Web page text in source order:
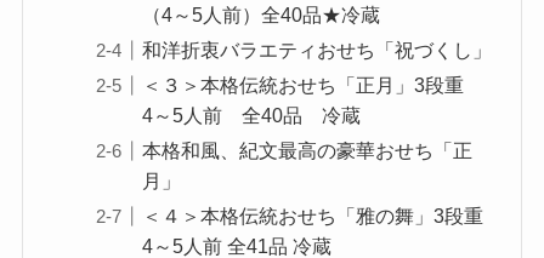
（4～5人前）全40品★冷蔵
和洋折衷バラエティおせち「祝づくし」
＜３＞本格伝統おせち「正月」3段重
4～5人前 全40品 冷蔵
本格和風、紀文最高の豪華おせち「正
月」
＜４＞本格伝統おせち「雅の舞」3段重
4～5人前 全41品 冷蔵